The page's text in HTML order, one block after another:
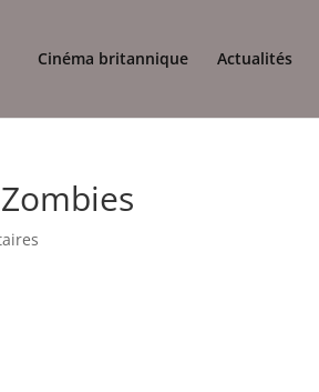
Cinéma britannique Actualités